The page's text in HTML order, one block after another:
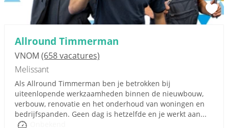
Allround Timmerman
VNOM (658 vacatures)
Melissant
Als Allround Timmerman ben je betrokken bij
uiteenlopende werkzaamheden binnen de nieuwbouw,
verbouw, renovatie en het onderhoud van woningen en
bedrijfspanden. Geen dag is hetzelfde en je werkt aan...